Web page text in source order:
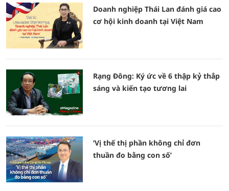
Doanh nghiệp Thái Lan đánh giá cao
cơ hội kinh doanh tại Việt Nam
Rạng Đông: Ký ức về 6 thập kỷ thắp
sáng và kiến tạo tương lai
‘Vị thế thị phần không chỉ đơn
thuần đo bằng con số’